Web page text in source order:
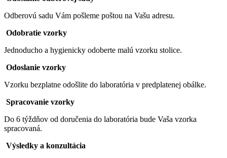
Odberovú sadu Vám pošleme poštou na Vašu adresu.
Odobratie vzorky
Jednoducho a hygienicky odoberte malú vzorku stolice.
Odoslanie vzorky
Vzorku bezplatne odošlite do laboratória v predplatenej obálke.
Spracovanie vzorky
Do 6 týždňov od doručenia do laboratória bude Vaša vzorka
spracovaná.
Výsledky a konzultácia